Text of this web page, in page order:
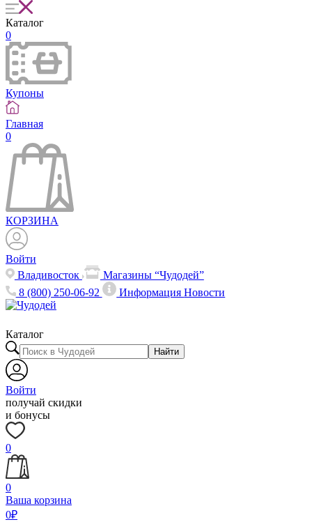
Каталог
0
Купоны
Главная
0
КОРЗИНА
Войти
Владивосток
Магазины “Чудодей”
8 (800) 250-06-92
ИнформацияНовости
Каталог
Найти
Войти
получай скидки
и бонусы
0
0
Ваша корзина
0₽